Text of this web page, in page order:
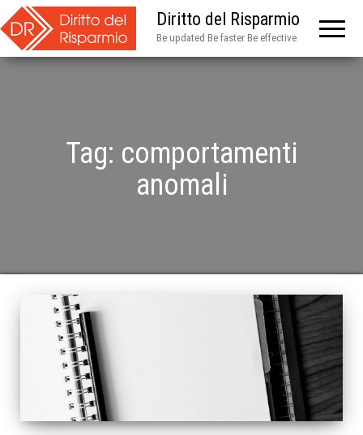
Diritto del Risparmio
Be updated Be faster Be effective
Tag: comportamenti
anomali